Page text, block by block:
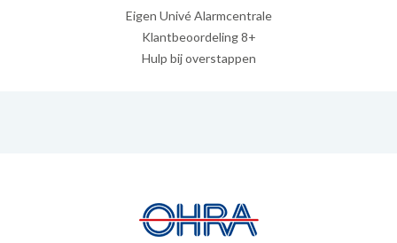
Eigen Univé Alarmcentrale
Klantbeoordeling 8+
Hulp bij overstappen